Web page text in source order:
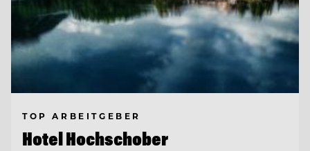
TOP ARBEITGEBER
Hotel Hochschober